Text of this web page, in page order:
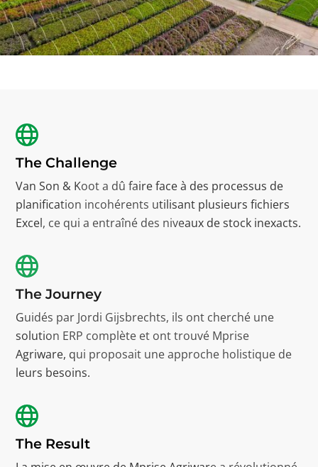
The Challenge
Van Son & Koot a dû faire face à des processus de
planification incohérents utilisant plusieurs fichiers
Excel, ce qui a entraîné des niveaux de stock inexacts.
The Journey
Guidés par Jordi Gijsbrechts, ils ont cherché une
solution ERP complète et ont trouvé Mprise
Agriware, qui proposait une approche holistique de
leurs besoins.
The Result